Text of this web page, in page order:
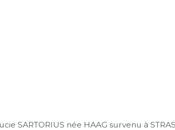
SARTORIUS née HAAG survenu à